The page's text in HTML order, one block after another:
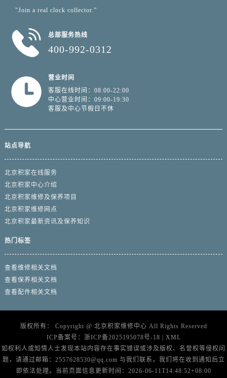
"Join a real clock collector.”
总部服务热线
400-992-0312
营业时间
客服在线时间：08:00-22:00
中心营业时间：09:00-19:30
客服及中心节假日不休
站点导航
北京积家在线服务
北京积家中心介绍
北京积家维修及保养项目
北京积家维修网点
北京积家最新资讯及保养知识
热门标签
查看维修相关文档
查看保养相关文档
查看配件相关文档
版权所有： Copyright @ 北京积家维修中心 All Rights Reserved
ICP备案号： 浙ICP备2025195078号-18
XML
如权利人或知情人士发现本站内容存在事实错误或涉及版权、名誉权等侵权问
题，请通过邮箱：2557628530@qq.com 与我们联系，我们将在收到通知后立
即依法处理。当前页面信息更新时间：2026-06-11T14:48:52+08:00